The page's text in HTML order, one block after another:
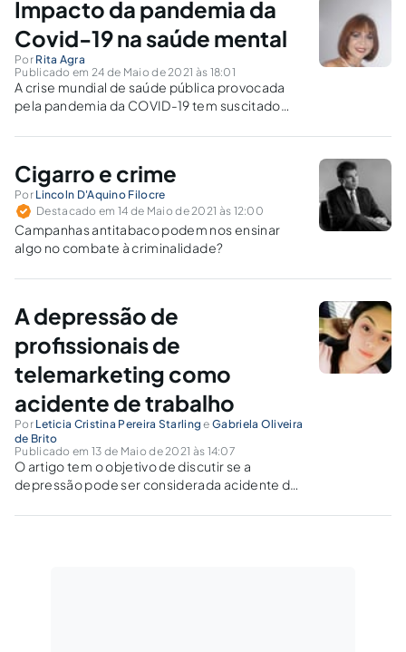
Impacto da pandemia da
Covid-19 na saúde mental
Por Rita Agra
Publicado em 24 de Maio de 2021 às 18:01
A crise mundial de saúde pública provocada
pela pandemia da COVID-19 tem suscitado
Cigarro e crime
Por Lincoln D'Aquino Filocre
Destacado em 14 de Maio de 2021 às 12:00
Campanhas antitabaco podem nos ensinar
algo no combate à criminalidade?
A depressão de
profissionais de
telemarketing como
acidente de trabalho
Por Leticia Cristina Pereira Starling eGabriela Oliveira
de Brito
Publicado em 13 de Maio de 2021 às 14:07
O artigo tem o objetivo de discutir se a
depressão pode ser considerada acidente de
depressão e o profissional de telemarketing, o